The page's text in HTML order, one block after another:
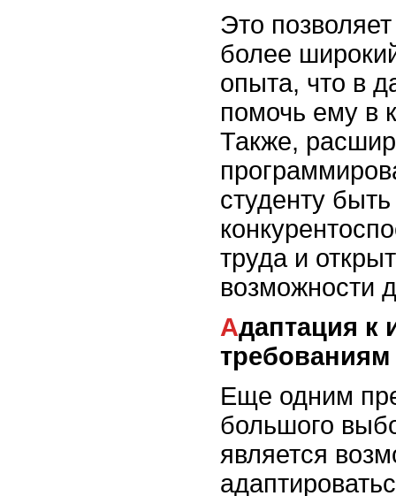
Это
более
опыта, что в
помочь ему в
Также,
студенту
труда и
возможности
Адаптация к изменяющимся
требованиям
Еще одним
большого
является